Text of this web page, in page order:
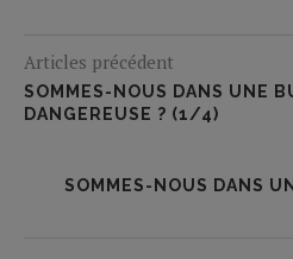
Articles précédent
SOMMES-NOUS DANS UNE
DANGEREUSE ? (1/4)
SOMMES-NOUS DANS